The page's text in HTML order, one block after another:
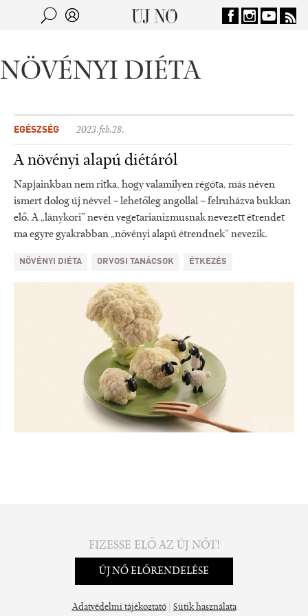
Jump to navigation
NÖVÉNYI DIÉTA
EGÉSZSÉG 2023.feb.28.
A növényi alapú diétáról
Napjainkban nem ritka, hogy valamilyen régóta, más néven
ismert dolog új névvel – lehetőleg angollal – felruházva bukkan
elő. A „lánykori” nevén vegetarianizmusnak nevezett étrendet
ma egyre gyakrabban „növényi alapú étrendnek” nevezik.
NÖVÉNYI DIÉTA ORVOSI TANÁCSOK ÉTKEZÉS
FIZESSE ELŐ AZ ÚJ NŐT!
ÚJ NŐ ELŐRENDELÉSE
Adatvédelmi tájékoztató| Sütik használata